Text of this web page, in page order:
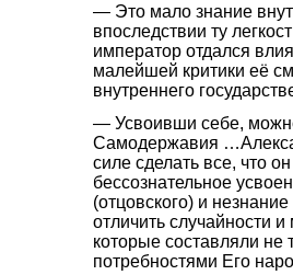
— Это мало знание
впоследствии ту
император отдался
малейшей критики её
внутреннего
— Усвоивши себе,
Самодержавия
силе сделать все, что
бессознательное
(отцовского) и
отличить случайности
которые составляли
потребностями Его